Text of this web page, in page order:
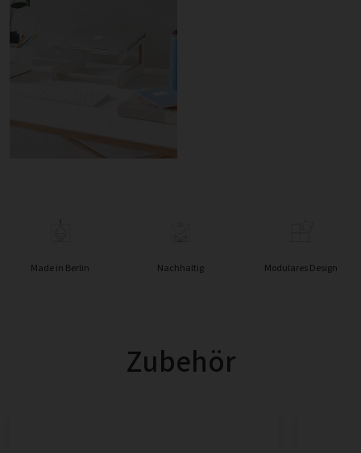
Made in Berlin Nachhaltig Modulares Design
Zubehör